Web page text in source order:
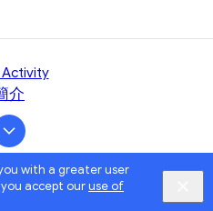
with a greater user
you accept ouruse of
Activity
介